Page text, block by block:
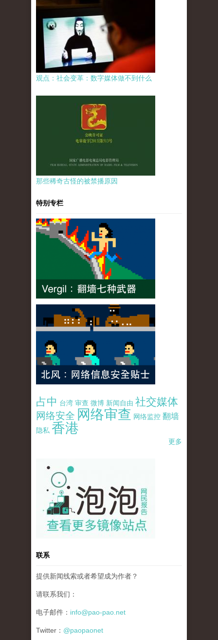
观点：社会变革：数字媒体做不到什么
那些稀奇古怪的被禁播原因
特别专栏
占中 台湾 审查 微博 新闻自由 社交媒体
网络安全 网络审查 网络监控 翻墙
隐私 香港
更多
pao-pao-banner-mirror-site-120814.jpg
联系
提供新闻线索或者希望成为作者？
请联系我们：
电子邮件： info@pao-pao.net
Twitter： @paopaonet